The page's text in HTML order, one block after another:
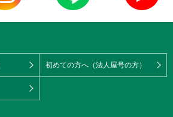
初めての方へ（法人屋号の方）